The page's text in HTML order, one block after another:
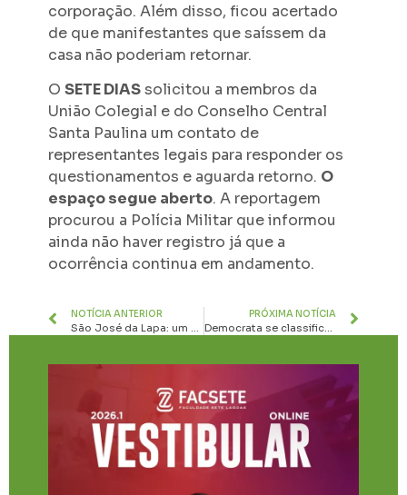
corporação. Além disso, ficou acertado
de que manifestantes que saíssem da
casa não poderiam retornar.
O SETE DIASsolicitou a membros da
União Colegial e do Conselho Central
Santa Paulina um contato de
representantes legais para responder os
questionamentos e aguarda retorno. O
espaço segue aberto. A reportagem
procurou a Polícia Militar que informou
ainda não haver registro já que a
ocorrência continua em andamento.
NOTÍCIA ANTERIOR PRÓXIMA NOTÍCIA
Democrata se classifica para segunda fase do Módulo II com goleada